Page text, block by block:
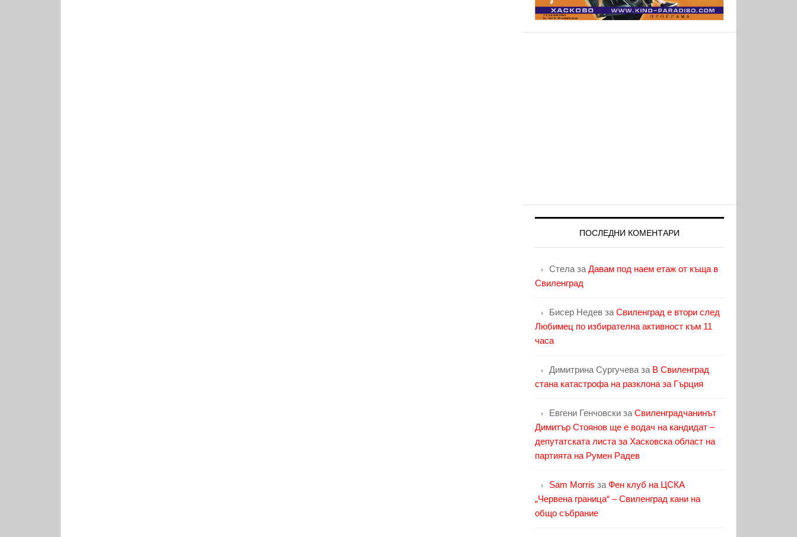
ПОСЛЕДНИ КОМЕНТАРИ
Стела за Давам под наем етаж от къща в
Свиленград
Бисер Недев за Свиленград е втори след
Любимец по избирателна активност към 11
часа
Димитрина Сургучева за В Свиленград
стана катастрофа на разклона за Гърция
Евгени Генчовски за Свиленградчанинът
Димитър Стоянов ще е водач на кандидат –
депутатската листа за Хасковска област на
партията на Румен Радев
Sam Morris за Фен клуб на ЦСКА
„Червена граница“ – Свиленград кани на
общо събрание